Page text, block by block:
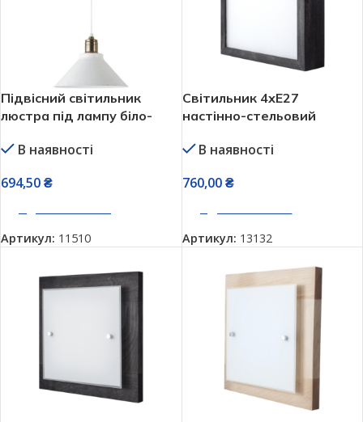
Підвісний світильник
люстра під лампу біло-
Attic 62121
В наявності
694,50₴
Артикул: 11510
Світильник 4хЕ27
настінно-стельовий
66382
В наявності
760,00₴
Артикул: 13132